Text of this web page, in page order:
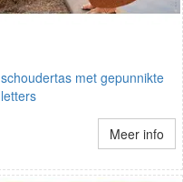
schoudertas met gepunnikte
letters
Meer info